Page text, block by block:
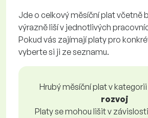
Jde o celkový měsíční plat včetně
výrazně liší v jednotlivých
Pokud vás zajímají platy pro
vyberte si ji ze seznamu.
Hrubý měsíční plat v kategorii
rozvoj
Platy se mohou lišit v